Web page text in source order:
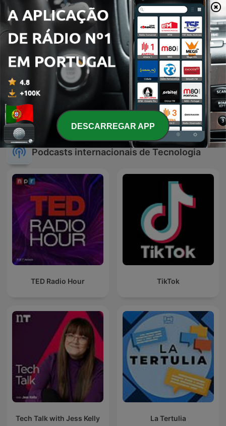
De quoi jme mail EE Entrepreneurs
Podcasts internacionais de Tecnologia
TED Radio Hour TikTok
Tech Talk with Jess Kelly La Tertulia
DESCARREGAR APP